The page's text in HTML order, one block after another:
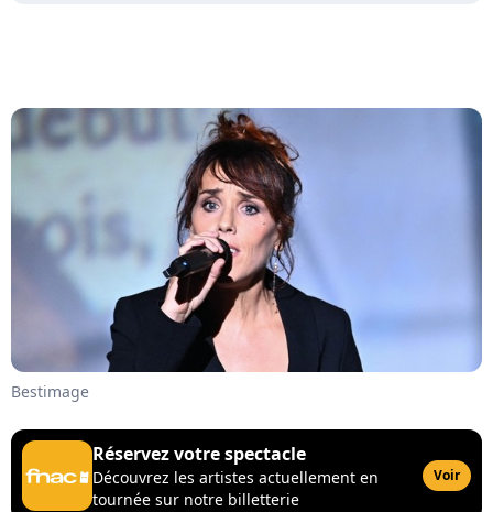
Bestimage
Réservez votre spectacle
Découvrez les artistes actuellement en
tournée sur notre billetterie
Voir